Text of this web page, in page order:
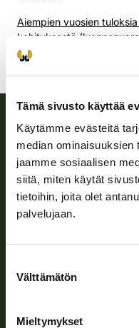
Tämä sivusto käyttää
Käytämme evästeitä
median
jaamme sosiaalisen
siitä, miten käytät
tietoihin, joita olet
palvelujaan.
valinta
Välttämätön
Mieltymykset
Aiempien vuosien
kehityksestä
Kesälaskennan 2024
Suomen
Suomen riistakeskus
riistanhoitoyhdistysten
toimeenpanosta sekä
hallintotehtävistä.